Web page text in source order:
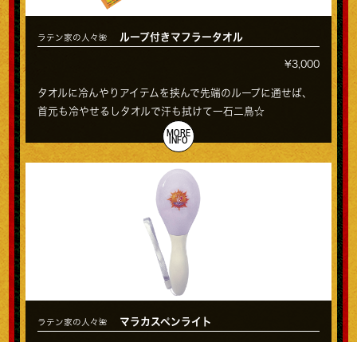
ラテン家の人々🌺 ループ付きマフラータオル
¥3,000
タオルに冷んやりアイテムを挟んで先端のループに通せば、
首元も冷やせるしタオルで汗も拭けて一石二鳥☆
MORE
INFO
ラテン家の人々🌺 マラカスペンライト